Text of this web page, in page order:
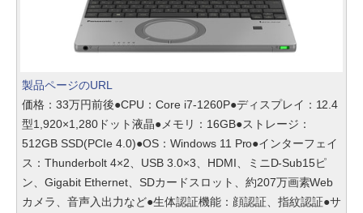
製品ページのURL
価格：33万円前後●CPU：Core i7-1260P●ディスプレイ：12.4
型1,920×1,280ドット液晶●メモリ：16GB●ストレージ：
512GB SSD(PCIe 4.0)●OS：Windows 11 Pro●インターフェイ
ス：Thunderbolt 4×2、USB 3.0×3、HDMI、ミニD-Sub15ピ
ン、Gigabit Ethernet、SDカードスロット、約207万画素Web
カメラ、音声入出力など●生体認証機能：顔認証、指紋認証●サ